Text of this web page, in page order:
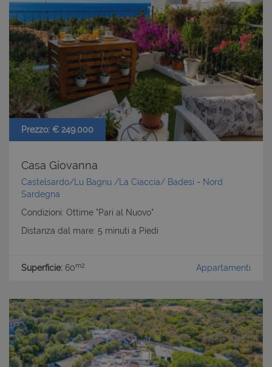
Prezzo: € 249.000
Casa Giovanna
Castelsardo/Lu Bagnu /La Ciaccia/ Badesi - Nord
Sardegna
Condizioni: Ottime "Pari al Nuovo"
Distanza dal mare: 5 minuti a Piedi
Superficie: 60m2 Appartamenti